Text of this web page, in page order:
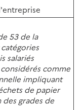
53 de la
salariés
comme
impliquant
de papier
grades de